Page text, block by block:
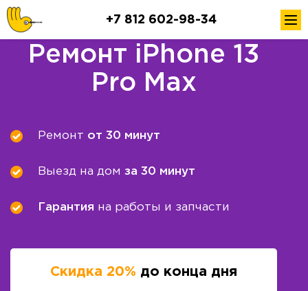
+7 812 602-98-34
Ремонт iPhone 13
Pro Max
Ремонт от 30 минут
Выезд на дом за 30 минут
Гарантия на работы и запчасти
Скидка 20% до конца дня